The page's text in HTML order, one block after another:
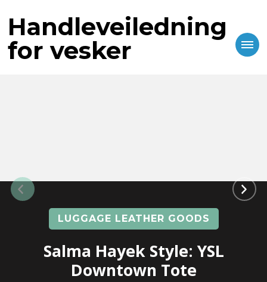
Handleveiledning
for vesker
LUGGAGE LEATHER GOODS
Salma Hayek Style: YSL
Downtown Tote